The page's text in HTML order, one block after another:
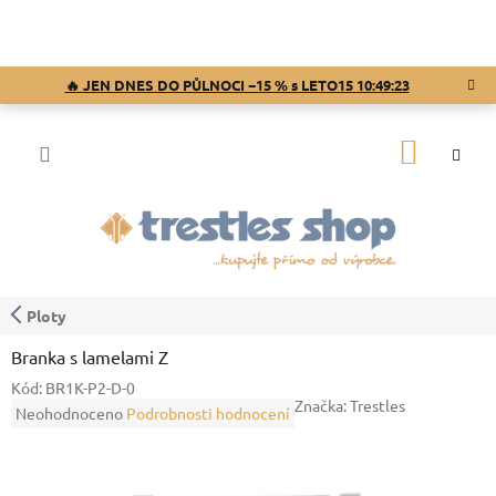
🔥 JEN DNES DO PŮLNOCI −15 % s LETO15 10:49:22
Ploty
Branka s lamelami Z
Kód: BR1K-P2-D-0
Průměrné
Neohodnoceno Podrobnosti hodnocení Značka:Trestles